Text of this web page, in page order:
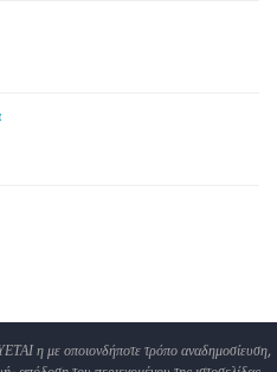
με οποιονδήποτε τρόπο αναδημοσίευση,